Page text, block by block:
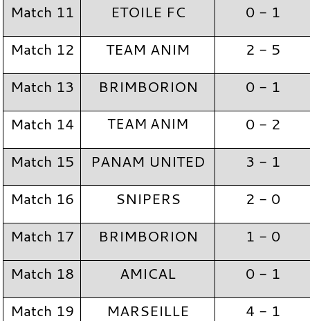
Match 11
ETOILE FC
0 - 1
Match 12
TEAM ANIM
2 - 5
Match 13
BRIMBORION
0 - 1
Match 14
TEAM ANIM
0 - 2
Match 15
PANAM UNITED
3 - 1
Match 16
SNIPERS
2 - 0
Match 17
BRIMBORION
1 - 0
Match 18
AMICAL
0 - 1
Match 19
MARSEILLE
4 - 1